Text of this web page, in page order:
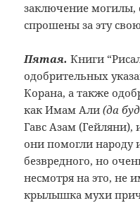
заключение могилы,
спрошены за эту
Пятая. Книги
одобрительных
Корана, а также
как Имам Али(да
Гавс Азам (Гейляни),
они помогли народу
безвредного, но
несмотря на это, не
крылышка мухи